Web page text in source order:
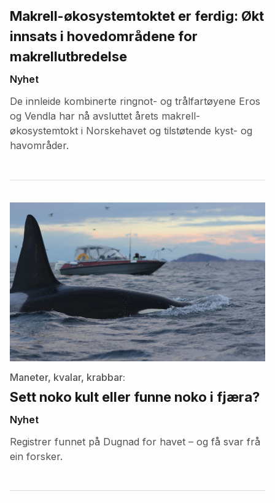
Makrell-økosystemtoktet er ferdig: Økt
innsats i hovedområdene for
makrellutbredelse
Nyhet
De innleide kombinerte ringnot- og trålfartøyene Eros
og Vendla har nå avsluttet årets makrell-
økosystemtokt i Norskehavet og tilstøtende kyst- og
havområder.
artikler
Maneter, kvalar, krabbar:
Sett noko kult eller funne noko i fjæra?
Nyhet
Registrer funnet på Dugnad for havet – og få svar frå
ein forsker.